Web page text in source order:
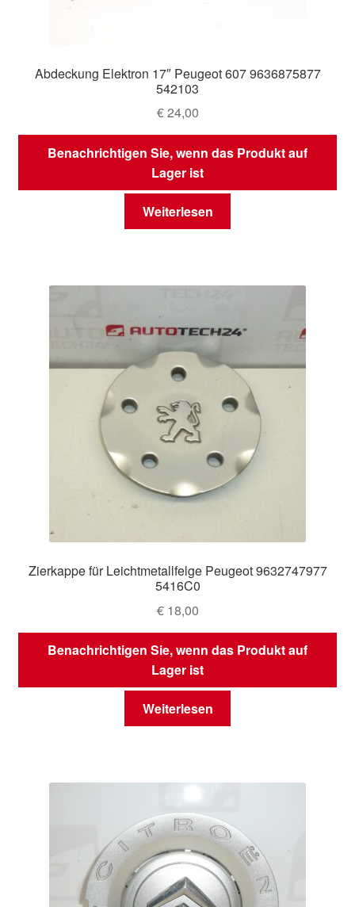
Abdeckung Elektron 17″ Peugeot 607 9636875877
542103
€24,00
Benachrichtigen Sie, wenn das Produkt auf
Lager ist
Weiterlesen
Zierkappe für Leichtmetallfelge Peugeot 9632747977
5416C0
€18,00
Benachrichtigen Sie, wenn das Produkt auf
Lager ist
Weiterlesen